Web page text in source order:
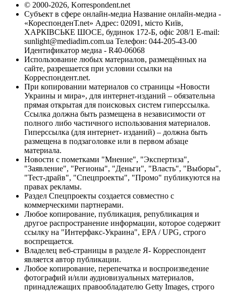
© 2000-2026, Korrespondent.net
Субъект в сфере онлайн-медиа Название онлайн-медиа -
«КореспонденТ.net» Адрес: 02091, місто Київ,
ХАРКІВСЬКЕ ШОСЕ, будинок 172-Б, офіс 208/1 E-mail:
sunlight@mediadim.com.ua Телефон: 044-205-43-00
Идентификатор медиа - R40-06068
Использование любых материалов, размещённых на
сайте, разрешается при условии ссылки на
Корреспондент.net.
При копировании материалов со страницы «Новости
Украины и мира», для интернет-изданий – обязательна
прямая открытая для поисковых систем гиперссылка.
Ссылка должна быть размещена в независимости от
полного либо частичного использования материалов.
Гиперссылка (для интернет- изданий) – должна быть
размещена в подзаголовке или в первом абзаце
материала.
Новости с пометками "Мнение", "Экспертиза",
"Заявление", "Регионы", "Деньги", "Власть", "Выборы",
"Тест-драйв", "Спецпроекты", "Промо" публикуются на
правах рекламы.
Раздел Спецпроекты создается совместно с
коммерческими партнерами.
Любое копирование, публикация, републикация и
другое распространение информации, которое содержит
ссылку на "Интерфакс-Украина", EPA / UPG, строго
воспрещается.
Владелец веб-страницы в разделе Я- Корреспондент
является автор публикации.
Любое копирование, перепечатка и воспроизведение
фотографий и/или аудиовизуальных материалов,
принадлежащих правообладателю Getty Images, строго